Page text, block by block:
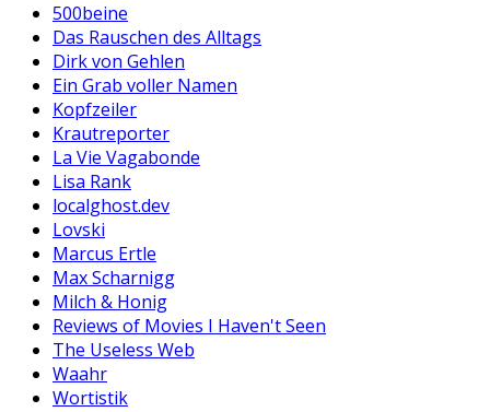
500beine
Das Rauschen des Alltags
Dirk von Gehlen
Ein Grab voller Namen
Kopfzeiler
Krautreporter
La Vie Vagabonde
Lisa Rank
localghost.dev
Lovski
Marcus Ertle
Max Scharnigg
Milch & Honig
Reviews of Movies I Haven't Seen
The Useless Web
Waahr
Wortistik